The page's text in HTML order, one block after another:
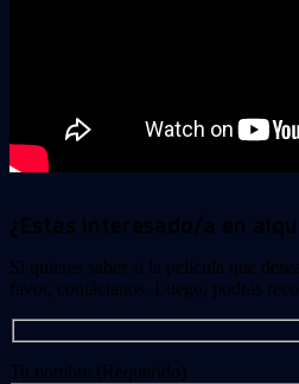
¿Estas interesado/a en
Si quieres saber si la película que
favor, contáctanos. Luego, podrás
Tu nombre (Requerido)